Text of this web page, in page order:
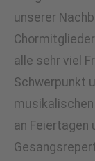
unserer
alle sehr viel
Schwerpunkt
an Feiertagen